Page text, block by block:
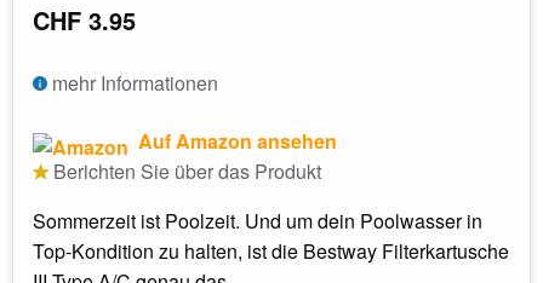
CHF 3.95
mehr Informationen
Auf Amazon ansehen
Berichten Sie über das Produkt
Sommerzeit ist Poolzeit. Und um dein Poolwasser in
Top-Kondition zu halten, ist die Bestway Filterkartusche